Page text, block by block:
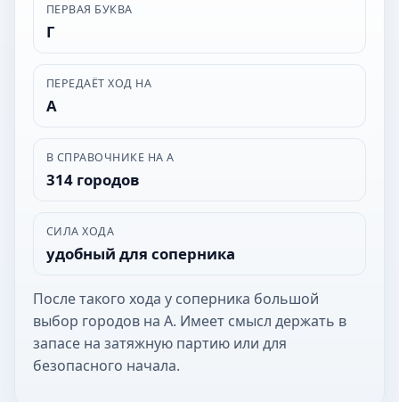
ПЕРВАЯ БУКВА
Г
ПЕРЕДАЁТ ХОД НА
А
В СПРАВОЧНИКЕ НА А
314 городов
СИЛА ХОДА
удобный для соперника
После такого хода у соперника большой
выбор городов на А. Имеет смысл держать в
запасе на затяжную партию или для
безопасного начала.